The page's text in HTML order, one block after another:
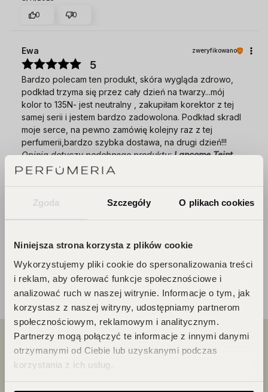
Zgoda Szczegóły O plikach cookies
Niniejsza strona korzysta z plików cookie
Wykorzystujemy pliki cookie do spersonalizowania treści
i reklam, aby oferować funkcje społecznościowe i
analizować ruch w naszej witrynie. Informacje o tym, jak
korzystasz z naszej witryny, udostępniamy partnerom
społecznościowym, reklamowym i analitycznym.
Partnerzy mogą połączyć te informacje z innymi danymi
otrzymanymi od Ciebie lub uzyskanymi podczas
korzystania z ich usług.
0
0
Ewa zweryfikowano
5
Bardzo polecam ten produkt, skóra wygląda zdrowo,
podkład trzyma się przez cały dzień na twarzy...mój
kolor to 135N- jest neutralny , zakupiłam korektor z tej
samej serii i jestem bardzo zadowolona. Podkład skradl
moje serce, na pewno zamówię kolejny raz z tej
perfumerii,bardzo szybka dostawa, na drugi dzień!!!
Opinia dotyczy podobnego produktu:Lancome Teint
Idole Ultra Wear All Over Concealer ultra-trwały
0